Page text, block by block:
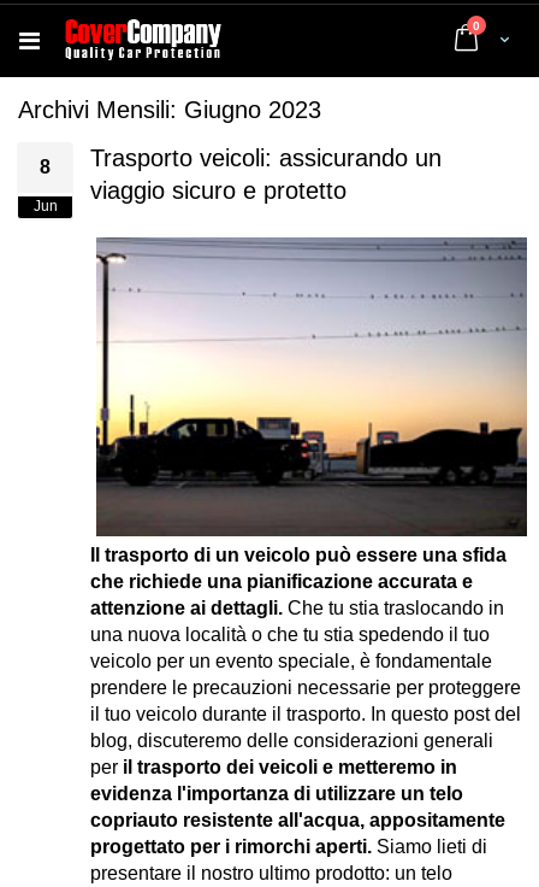
Cart
0 elementi
Archivi Mensili: Giugno 2023
8
Jun
Trasporto veicoli: assicurando un
viaggio sicuro e protetto
Il trasporto di un veicolo può essere una sfida
che richiede una pianificazione accurata e
attenzione ai dettagli. Che tu stia traslocando in
una nuova località o che tu stia spedendo il tuo
veicolo per un evento speciale, è fondamentale
prendere le precauzioni necessarie per proteggere
il tuo veicolo durante il trasporto. In questo post del
blog, discuteremo delle considerazioni generali
per il trasporto dei veicoli e metteremo in
evidenza l'importanza di utilizzare un telo
copriauto resistente all'acqua, appositamente
progettato per i rimorchi aperti. Siamo lieti di
presentare il nostro ultimo prodotto: un telo